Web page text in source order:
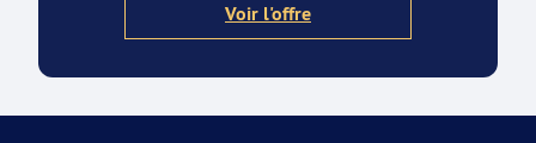
Voir l'offre